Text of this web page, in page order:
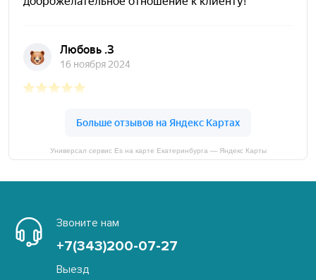
Универсал сервис Es на карте Екатеринбурга — Яндекс Карты
Звоните нам
+7(343)200-07-27
Выезд